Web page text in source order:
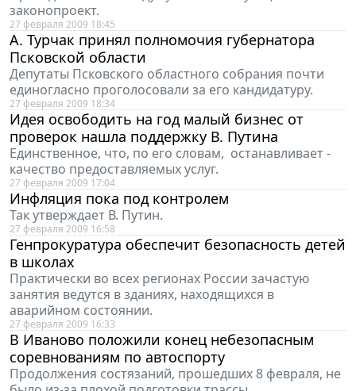
законопроект.
27 февраля 2009 18:45
А. Турчак принял полномочия губернатора
Псковской области
Депутаты Псковского областного собрания почти
единогласно проголосовали за его кандидатуру.
27 февраля 2009 18:34
Идея освободить на год малый бизнес от
проверок нашла поддержку В. Путина
Единственное, что, по его словам, останавливает -
качество предоставляемых услуг.
27 февраля 2009 17:04
Инфляция пока под контролем
Так утверждает В. Путин.
27 февраля 2009 16:58
Генпрокуратура обеспечит безопасность детей
в школах
Практически во всех регионах России зачастую
занятия ведутся в зданиях, находящихся в
аварийном состоянии.
27 февраля 2009 16:33
В Иваново положили конец небезопасным
соревнованиям по автоспорту
Продолжения состязаний, прошедших 8 февраля, не